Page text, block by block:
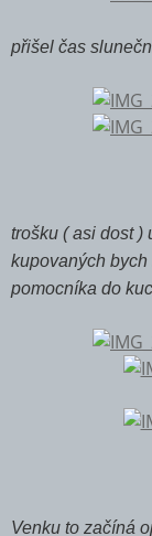
přišel čas
trošku ( asi dost
kupovaných
pomocníka do
Venku to začíná